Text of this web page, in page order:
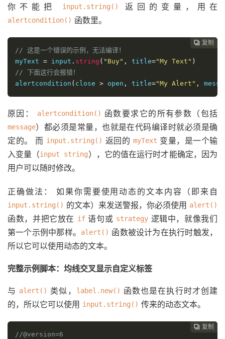
你不能把 input.string() 返回的变量，用在
alertcondition() 函数里。
 复制
 复制
 复制
 复制
// 这是一个错误的示例，无法编译！
myText = input . string ( "Buy" , title="My Text" )
// 下面这行会报错！
alertcondition ( close > open , title="My Alert" ,
原因： alertcondition() 函数要求它的所有参数（包括
message）都必须是常量，也就是在代码编译时就必须是确
定的。 而 input.string() 返回的 myText 变量，是一个输
入变量（input string），它的值在运行时才能确定，因为
用户可以随时修改。
正确做法： 如果你需要使用动态的文本内容（即来自
input.string() 的文本）来发送警报，你必须使用 alert()
函数，并把它放在 if语句或 strategy逻辑中，就像我们
第一个示例中那样。
alert() 函数被设计为在执行时触发，
所以它可以使用动态的文本。
完整示例脚本：均线交叉显示自定义标签
与 alert() 类似， label.new() 函数也是在执行时才创建
的，所以它可以使用 input.string() 传来的动态文本。
 复制
 复制
 复制
//@version=6